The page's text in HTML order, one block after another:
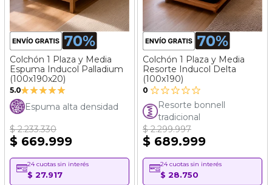
Colchón 1 Plaza y Media
Espuma Inducol Palladium
(100x190x20)
5.0Valoración:
100%
Espuma alta densidad
$ 2.233.330
$ 669.999
24 cuotas sin interés
$ 27.917
Colchón 1 Plaza y Media
Resorte Inducol Delta
(100x190)
0
Resorte bonnell
tradicional
$ 2.299.997
$ 689.999
24 cuotas sin interés
$ 28.750